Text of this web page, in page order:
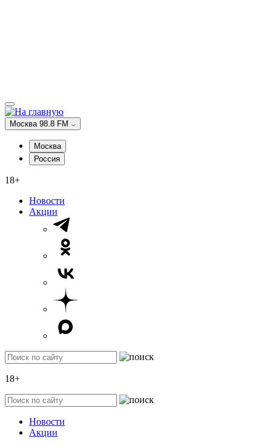
Москва 98.8 FM
Москва
Россия
18+
Новости
Акции
18+
Новости
Акции